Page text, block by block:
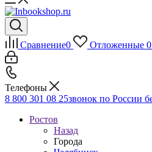
Сравнение0 Отложенные 0
Телефоны
8 800 301 08 25звонок по России
Ростов
Назад
Города